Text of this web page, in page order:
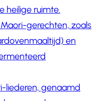
heilige ruimte.
gerechten, zoals
en
liederen, genaamd